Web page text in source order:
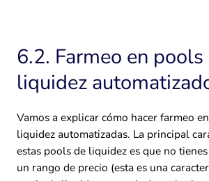
6.2. Farmeo en pools
liquidez
Vamos a explicar cómo hacer farmeo
liquidez automatizadas. La principal
estas pools de liquidez es que no
un rango de precio (esta es una